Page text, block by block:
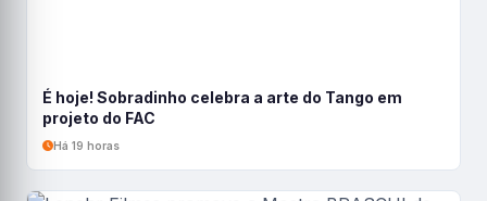
É hoje! Sobradinho celebra a arte do Tango em
projeto do FAC
Há 19 horas